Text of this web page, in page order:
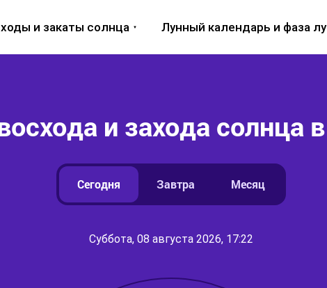
и закаты солнца Лунный календарь и фаза
и захода солнца
Сегодня Завтра Месяц
Суббота, 08 августа 2026, 17:22